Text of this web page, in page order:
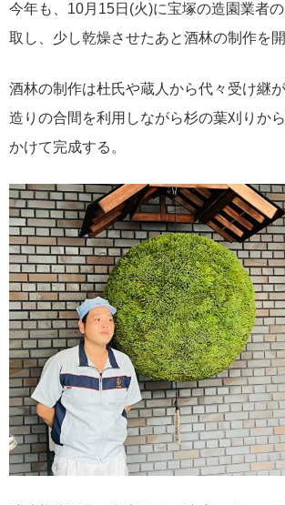
今年も、10月15日(火)に宝塚の造園業者
取し、少し乾燥させたあと酒林の制作を開
酒林の制作は杜氏や蔵人から代々受け継
造りの合間を利用しながら杉の葉刈りか
かけて完成する。